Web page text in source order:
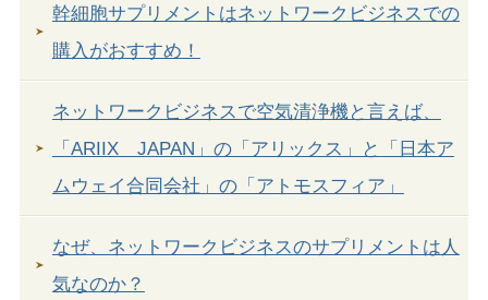
幹細胞サプリメントはネットワークビジネスでの
購入がおすすめ！
ネットワークビジネスで空気清浄機と言えば、
「ARIIX JAPAN」の「アリックス」と「日本ア
ムウェイ合同会社」の「アトモスフィア」
なぜ、ネットワークビジネスのサプリメントは人
気なのか？